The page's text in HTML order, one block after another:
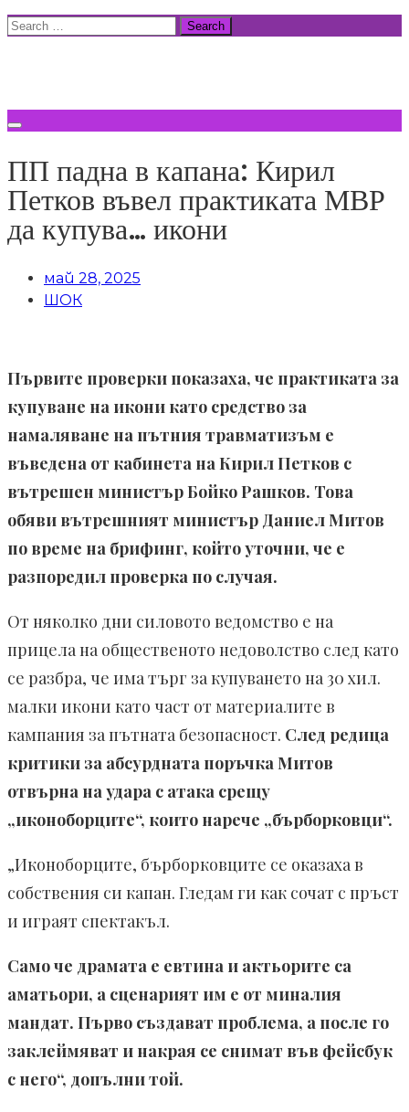
Skip
Search
ПП падна в капана: Кирил
Петков въвел практиката МВР
да купува… икони
май 28, 2025
ШОК
Първите проверки показаха, че практиката за
купуване на икони като средство за
намаляване на пътния травматизъм е
въведена от кабинета на Кирил Петков с
вътрешен министър Бойко Рашков. Това
обяви вътрешният министър Даниел Митов
по време на брифинг, който уточни, че е
разпоредил проверка по случая.
От няколко дни силовото ведомство е на
прицела на общественото недоволство след като
се разбра, че има търг за купуването на 30 хил.
малки икони като част от материалите в
кампания за пътната безопасност. След редица
критики за абсурдната поръчка Митов
отвърна на удара с атака срещу
„иконоборците“, които нарече „бърборковци“.
„Иконоборците, бърборковците се оказаха в
собствения си капан. Гледам ги как сочат с пръст
и играят спектакъл.
Само че драмата е евтина и актьорите са
аматьори, а сценарият им е от миналия
мандат. Първо създават проблема, а после го
заклеймяват и накрая се снимат във фейсбук
с него“, допълни той.